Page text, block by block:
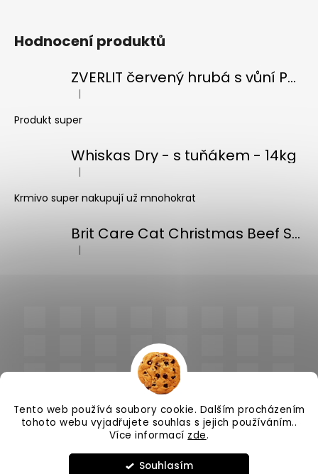
Tento web používá soubory cookie. Dalším procházením
tohoto webu vyjadřujete souhlas s jejich používáním..
Více informací zde.
Souhlasím
Hodnocení produktů
ZVERLIT červený hrubá s vůní Podestýlka kočka 10kg
Hodnocení produktu je 5 z 5 hvězdiček.
|
Produkt super
Whiskas Dry - s tuňákem - 14kg
Hodnocení produktu je 5 z 5 hvězdiček.
|
Krmivo super nakupují už mnohokrat
Brit Care Cat Christmas Beef Soup 75g
Hodnocení produktu je 5 z 5 hvězdiček.
|
PlnímeMisky.cz